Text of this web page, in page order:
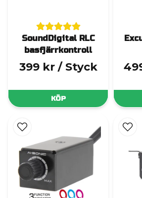
SoundDigital RLC
basfjärrkontroll
399 kr / Styck
KÖP